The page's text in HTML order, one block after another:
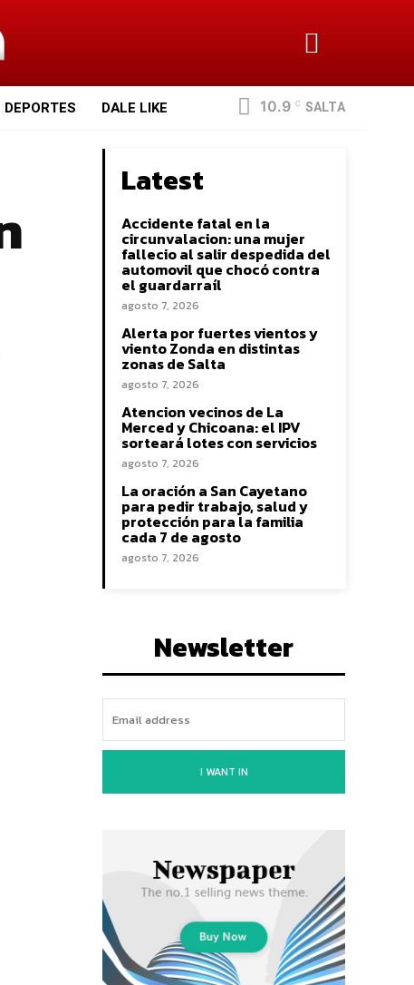
DEPORTES DALE LIKE 10.9 C SALTA
Latest
Accidente fatal en la
circunvalacion: una mujer
fallecio al salir despedida del
automovil que chocó contra
el guardarraíl
agosto 7, 2026
Alerta por fuertes vientos y
viento Zonda en distintas
zonas de Salta
agosto 7, 2026
Atencion vecinos de La
Merced y Chicoana: el IPV
sorteará lotes con servicios
agosto 7, 2026
La oración a San Cayetano
para pedir trabajo, salud y
protección para la familia
cada 7 de agosto
agosto 7, 2026
Newsletter
I WANT IN